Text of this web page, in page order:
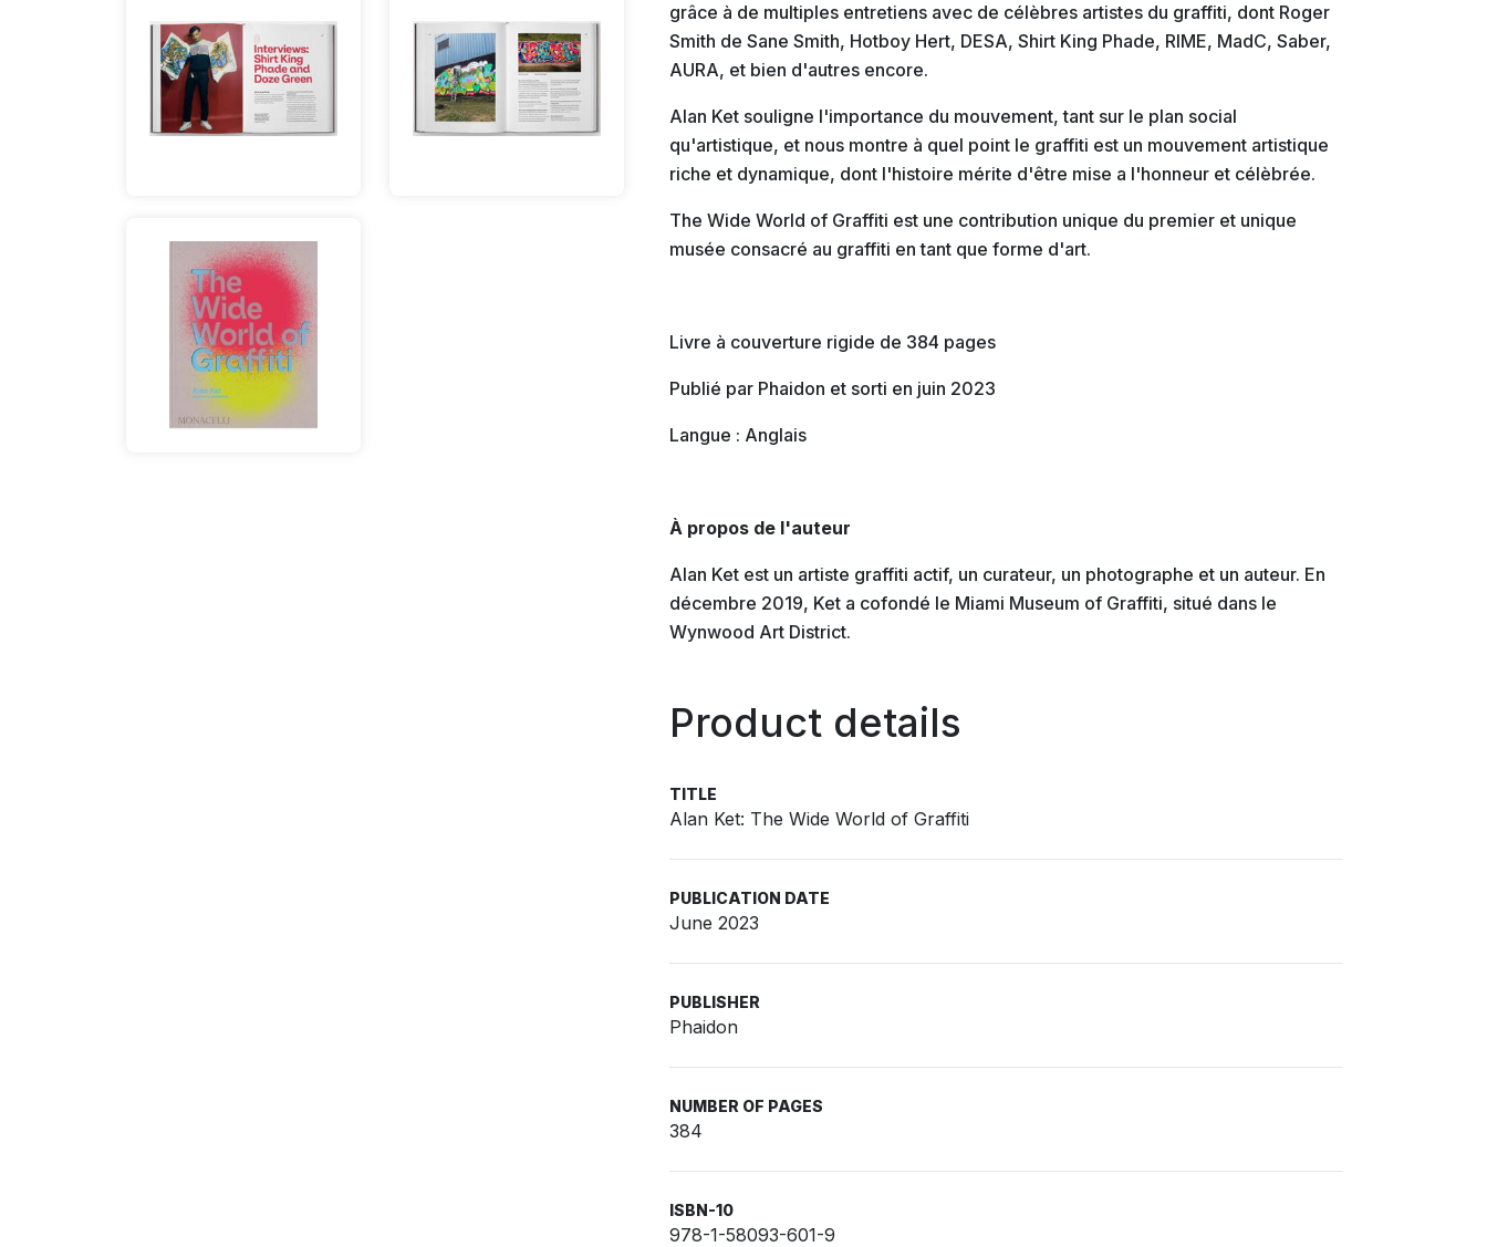
grâce à de multiples entretiens avec de célèbres artistes du graffiti, dont Roger
Smith de Sane Smith, Hotboy Hert, DESA, Shirt King Phade, RIME, MadC, Saber,
AURA, et bien d'autres encore.
Alan Ket souligne l'importance du mouvement, tant sur le plan social
qu'artistique, et nous montre à quel point le graffiti est un mouvement artistique
riche et dynamique, dont l'histoire mérite d'être mise a l'honneur et célèbrée.
The Wide World of Graffiti est une contribution unique du premier et unique
musée consacré au graffiti en tant que forme d'art.
Livre à couverture rigide de 384 pages
Publié par Phaidon et sorti en juin 2023
Langue : Anglais
À propos de l'auteur
Alan Ket est un artiste graffiti actif, un curateur, un photographe et un auteur. En
décembre 2019, Ket a cofondé le Miami Museum of Graffiti, situé dans le
Wynwood Art District.
Product details
TITLE
Alan Ket: The Wide World of Graffiti
PUBLICATION DATE
June 2023
PUBLISHER
Phaidon
NUMBER OF PAGES
384
ISBN-10
978-1-58093-601-9